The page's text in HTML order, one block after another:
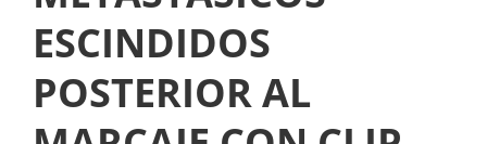
ESCINDIDOS
POSTERIOR AL